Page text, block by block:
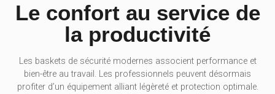
Le confort au service de
la productivité
Les baskets de sécurité modernes associent performance et
bien-être au travail. Les professionnels peuvent désormais
profiter d’un équipement alliant légèreté et protection optimale.